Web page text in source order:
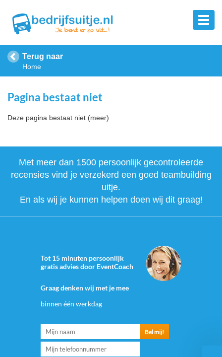
Terug naar
Home
Pagina bestaat niet
Deze pagina bestaat niet (meer)
Met meer dan 1500 persoonlijk gecontroleerde
recensies vind je verzekerd een goed teambuilding
uitje.
En als wij je kunnen helpen doen wij dit graag!
Tot 15 minuten persoonlijk
gratis advies door EventCoach
Graag denken wij met je mee
binnen één werkdag